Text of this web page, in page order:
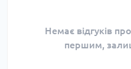
Немає відгуків
першим,